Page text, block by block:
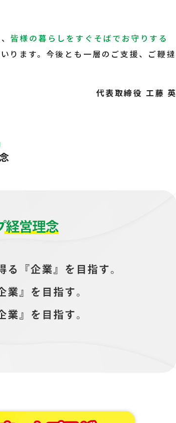
皆様の暮らしをすぐそばでお守りする
ります。今後とも一層のご支援、ご鞭撻
代表取締役 工藤 英